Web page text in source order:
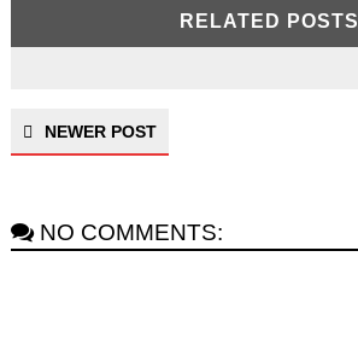
RELATED POSTS
NEWER POST
NO COMMENTS: